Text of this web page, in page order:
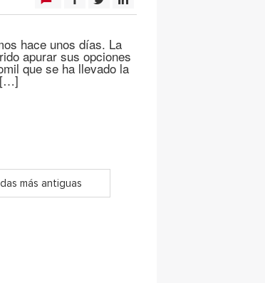
hace unos días. La
apurar sus opciones
que se ha llevado la
[…]
más antiguas